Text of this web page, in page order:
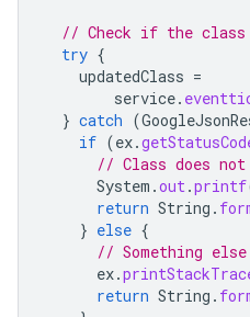
// Check if the
try {
updatedClass =
service.
} catch (
if (ex.
// Class does
System .out.printf
return String .
} else {
// Something
ex.
return String .